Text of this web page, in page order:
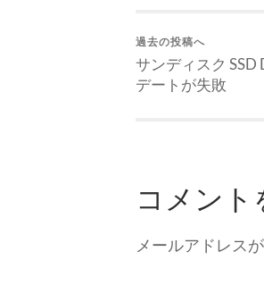
過去の投稿へ
サンディスク
デートが失敗
コメント
メールアドレス